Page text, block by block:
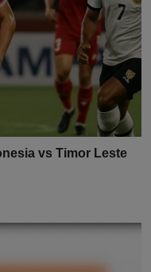
vs Timor Leste